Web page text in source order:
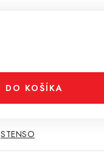
DO KOŠÍKA
STENSO